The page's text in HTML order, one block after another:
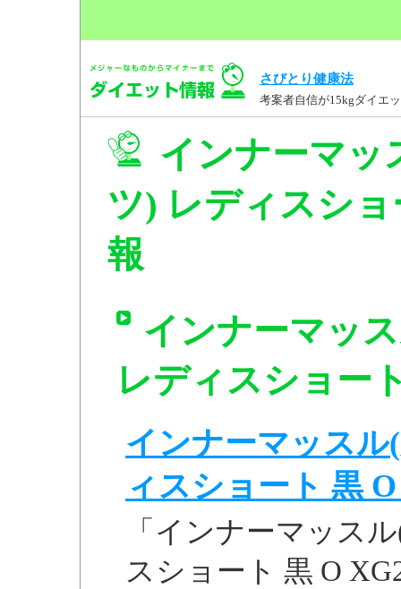
さびとり健康法
考案者自信が15kgダイエ
インナーマッ
ツ) レディスシ
報
インナーマッ
レディスショー
インナーマッス
ィスショート 黒 O
「インナーマッス
スショート 黒 O